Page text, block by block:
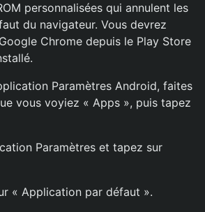
personnalisées qui annulent les
du navigateur. Vous devrez
Chrome depuis le Play Store
Paramètres Android, faites
vous voyiez « Apps », puis tapez
Paramètres et tapez sur
« Application par défaut ».